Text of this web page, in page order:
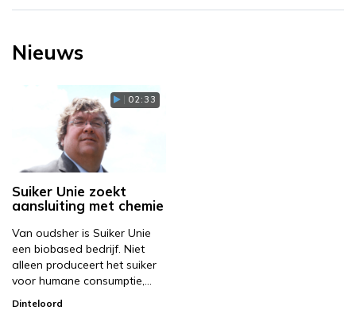
Nieuws
02:33
Suiker Unie zoekt
aansluiting met chemie
Van oudsher is Suiker Unie
een biobased bedrijf. Niet
alleen produceert het suiker
voor humane consumptie,…
Dinteloord